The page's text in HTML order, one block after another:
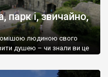
парк і, звичайно,
людиною свого
душею – чи знали ви це